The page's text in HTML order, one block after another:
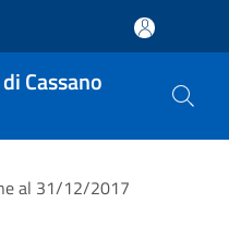
Cassano
al 31/12/2017